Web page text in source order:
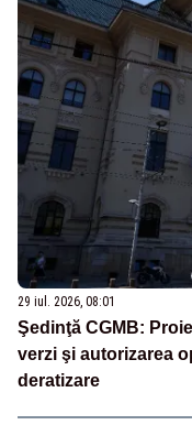
29 iul. 2026, 08:01
Şedinţă CGMB:
verzi şi autorizarea
deratizare